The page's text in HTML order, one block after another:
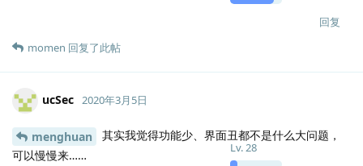
回复
momen 回复了此帖
ucSec
Lv.28
2020年3月5日
menghuan
其实我觉得功能少、界面丑都不是什么大问题，
可以慢慢来……